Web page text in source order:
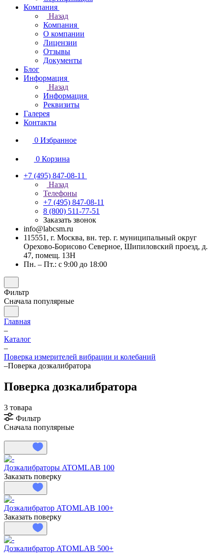
Компания
Назад
Компания
О компании
Лицензии
Отзывы
Документы
Блог
Информация
Назад
Информация
Реквизиты
Галерея
Контакты
0 Избранное
0 Корзина
+7 (495) 847-08-11
Назад
Телефоны
+7 (495) 847-08-11
8 (800) 511-77-51
Заказать звонок
info@labcsm.ru
115551, г. Москва, вн. тер. г. муниципальный округ
Орехово-Борисово Северное, Шипиловский проезд, д.
47, помещ. 13Н
Пн. – Пт.: с 9:00 до 18:00
Фильтр
Сначала популярные
Главная
–
Каталог
–
Поверка измерителей вибрации и колебаний
–Поверка дозкалибратора
Поверка дозкалибратора
3 товара
Фильтр
Сначала популярные
Дозкалибраторы ATOMLAB 100
Заказать поверку
Дозкалибратор ATOMLAB 100+
Заказать поверку
Дозкалибратор ATOMLAB 500+